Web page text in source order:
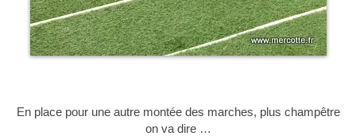
En place pour une autre montée des marches, plus champêtre
on va dire …